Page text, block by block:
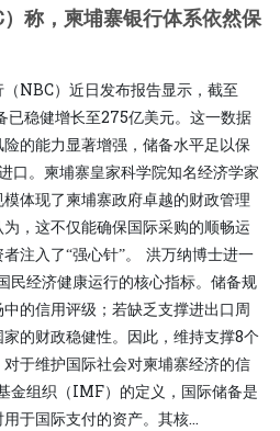
称，柬埔寨银行体系依然保
（NBC）近日发布报告显示，截至
已稳健增长至275亿美元。这一数据
的能力显著增强，储备水平足以保
口。柬埔寨皇家科学院知名经济学家
体现了柬埔寨政府卓越的财政管理
，这不仅能确保国际采购的顺畅运
注入了“强心针”。 洪万纳博士进一
民经济健康运行的核心指标。储备规
的信用评级；若缺乏支撑进出口周
的财政稳健性。因此，维持支撑8个
于维护国际社会对柬埔寨经济的信
金组织（IMF）的定义，国际储备是
于国际支付的资产。其核...